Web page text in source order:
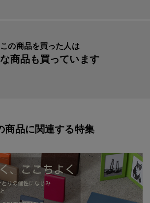
この商品を買った人は
商品も買っています
商品に関連する特集